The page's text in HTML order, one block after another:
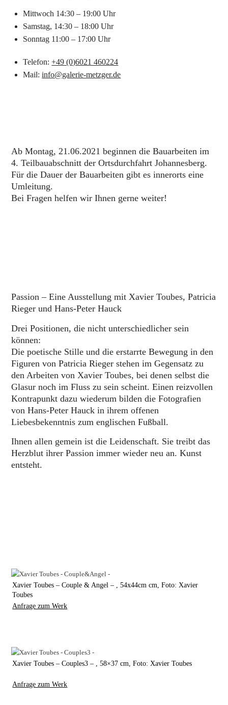
Mittwoch 14:30 – 19:00 Uhr
Samstag, 14:30 – 18:00 Uhr
Sonntag 11:00 – 17:00 Uhr
Telefon:+49 (0)6021 460224
Mail:info@galerie-metzger.de
Ab Montag, 21.06.2021 beginnen die Bauarbeiten im
4. Teilbauabschnitt der Ortsdurchfahrt Johannesberg.
Für die Dauer der Bauarbeiten gibt es innerorts eine
Umleitung.
Bei Fragen helfen wir Ihnen gerne weiter!
Passion – Eine Ausstellung mit Xavier Toubes, Patricia
Rieger und Hans-Peter Hauck
Drei Positionen, die nicht unterschiedlicher sein
können:
Die poetische Stille und die erstarrte Bewegung in den
Figuren von Patricia Rieger stehen im Gegensatz zu
den Arbeiten von Xavier Toubes, bei denen selbst die
Glasur noch im Fluss zu sein scheint. Einen reizvollen
Kontrapunkt dazu wiederum bilden die Fotografien
von Hans-Peter Hauck in ihrem offenen
Liebesbekenntnis zum englischen Fußball.
Ihnen allen gemein ist die Leidenschaft. Sie treibt das
Herzblut ihrer Passion immer wieder neu an. Kunst
entsteht.
Xavier Toubes – Couple & Angel – , 54x44cm cm, Foto: Xavier
Toubes
Anfrage zum Werk
Xavier Toubes – Couples3 – , 58×37 cm, Foto: Xavier Toubes
Anfrage zum Werk